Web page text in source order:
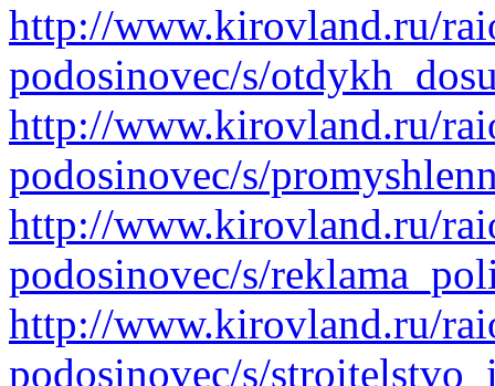
http://www.kirovland.ru/
podosinovec/s/
http://www.kirovland.ru/
podosinovec/s/
http://www.kirovland.ru/
podosinovec/s/
http://www.kirovland.ru/
podosinovec/s/